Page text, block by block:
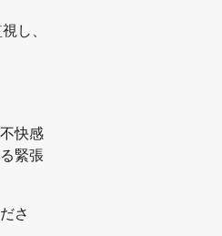
し、
快感
緊張
さ